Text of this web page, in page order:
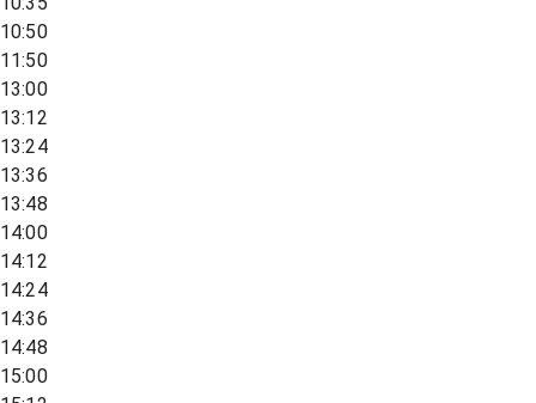
10:50
11:50
13:00
13:12
13:24
13:36
13:48
14:00
14:12
14:24
14:36
14:48
15:00